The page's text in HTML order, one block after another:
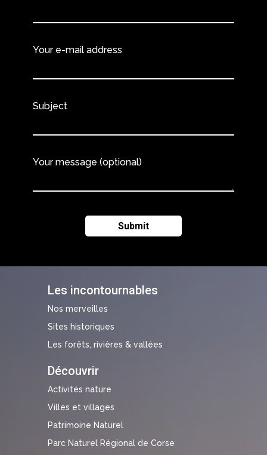
Les incontournables
Nos merveilles
Sites historiques
Les forêts, rivières & vallées
Découvrir
Activités nature
Villes et villages
Patrimoine Naturel
Parc Naturel Régional de Corse
Your e-mail address
Subject
Your message (optional)